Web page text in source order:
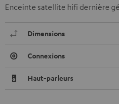
Enceinte satellite hifi dernière
Dimensions
Connexions
Haut-parleurs